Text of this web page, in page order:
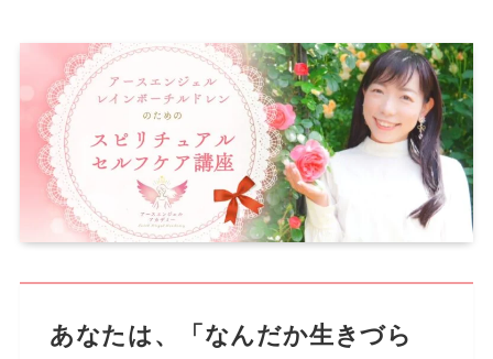
あなたは、「なんだか生きづら